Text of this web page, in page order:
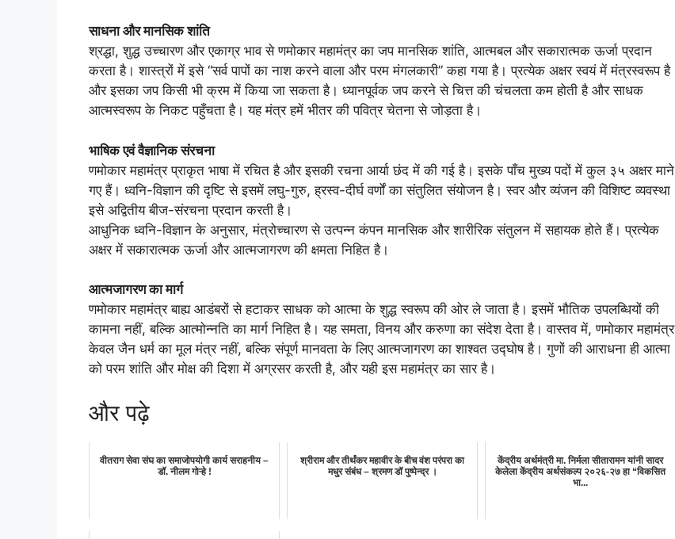
साधना और मानसिक शांति
श्रद्धा, शुद्ध उच्चारण और एकाग्र भाव से णमोकार महामंत्र का जप मानसिक शांति, आत्मबल और सकारात्मक ऊर्जा प्रदान
करता है। शास्त्रों में इसे “सर्व पापों का नाश करने वाला और परम मंगलकारी” कहा गया है। प्रत्येक अक्षर स्वयं में मंत्रस्वरूप है
और इसका जप किसी भी क्रम में किया जा सकता है। ध्यानपूर्वक जप करने से चित्त की चंचलता कम होती है और साधक
आत्मस्वरूप के निकट पहुँचता है। यह मंत्र हमें भीतर की पवित्र चेतना से जोड़ता है।
भाषिक एवं वैज्ञानिक संरचना
णमोकार महामंत्र प्राकृत भाषा में रचित है और इसकी रचना आर्या छंद में की गई है। इसके पाँच मुख्य पदों में कुल ३५ अक्षर माने
गए हैं। ध्वनि-विज्ञान की दृष्टि से इसमें लघु-गुरु, ह्रस्व-दीर्घ वर्णों का संतुलित संयोजन है। स्वर और व्यंजन की विशिष्ट व्यवस्था
इसे अद्वितीय बीज-संरचना प्रदान करती है।
आधुनिक ध्वनि-विज्ञान के अनुसार, मंत्रोच्चारण से उत्पन्न कंपन मानसिक और शारीरिक संतुलन में सहायक होते हैं। प्रत्येक
अक्षर में सकारात्मक ऊर्जा और आत्मजागरण की क्षमता निहित है।
आत्मजागरण का मार्ग
णमोकार महामंत्र बाह्य आडंबरों से हटाकर साधक को आत्मा के शुद्ध स्वरूप की ओर ले जाता है। इसमें भौतिक उपलब्धियों की
कामना नहीं, बल्कि आत्मोन्नति का मार्ग निहित है। यह समता, विनय और करुणा का संदेश देता है। वास्तव में, णमोकार महामंत्र
केवल जैन धर्म का मूल मंत्र नहीं, बल्कि संपूर्ण मानवता के लिए आत्मजागरण का शाश्वत उद्घोष है। गुणों की आराधना ही आत्मा
को परम शांति और मोक्ष की दिशा में अग्रसर करती है, और यही इस महामंत्र का सार है।
और पढ़े
वीतराग सेवा संघ का समाजोपयोगी कार्य सराहनीय –
डॉ. नीलम गोऱ्हे !
श्रीराम और तीर्थंकर महावीर के बीच वंश परंपरा का
मधुर संबंध – श्रमण डॉ पुष्पेन्द्र ।
केंद्रीय अर्थमंत्री मा. निर्मला सीतारामन यांनी सादर
केलेला केंद्रीय अर्थसंकल्प २०२६-२७ हा “विकसित
भा...